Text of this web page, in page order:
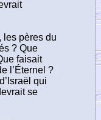
les pères du
? Que
faisait
l’Éternel ?
qui
se